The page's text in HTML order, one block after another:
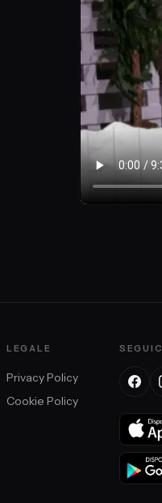
LEGALE
Privacy Policy
Cookie Policy